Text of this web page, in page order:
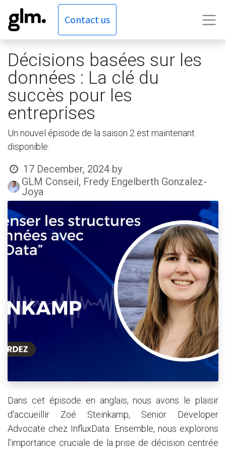
Contact us
Décisions basées sur les
données : La clé du
succès pour les
entreprises
Un nouvel épisode de la saison 2 est maintenant
disponible.
17 December, 2024 by
GLM Conseil, Fredy Engelberth Gonzalez-
Joya
Dans cet épisode en anglais, nous avons le plaisir
d'accueillir Zoé Steinkamp, Senior Developer
Advocate chez InfluxData. Ensemble, nous explorons
l'importance cruciale de la prise de décision centrée